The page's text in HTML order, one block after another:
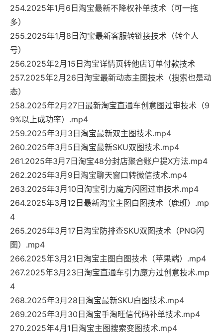
254.2025年1月6日淘宝最新不降权补单技术（可一拖
多）
255.2025年1月8日淘宝最新客服转链接技术（转个人
号）
256.2025年2月15日淘宝详情页转他店订单付款技术
257.2025年2月26日淘宝最新动态主图技术（搜索也是动
态）
258.2025年2月27日最新淘宝直通车创意图过审技术（9
9%以上成功率）.mp4
259.2025年3月3日淘宝最新双主图技术.mp4
260.2025年3月5日淘宝最新SKU双图技术.mp4
261.2025年3月7日淘宝48分封店聚合账户提X方法.mp4
262.2025年3月9日淘宝聊天窗口转微信技术.mp4
263.2025年3月10日淘宝引力魔方闪图过审技术.mp4
264.2025年3月12日最新淘宝主图白图技术（鹿班）.mp
4
265.2025年3月17日淘宝防排查SKU双图技术（PNG闪
图）.mp4
266.2025年3月21日淘宝主图白图技术（苹果端）.mp4
267.2025年3月23日淘宝直通车引力魔方过创意技术.mp
4
268.2025年3月28日淘宝最新SKU白图技术.mp4
269.2025年3月30日淘宝手淘旺信代码补单技术.mp4
270.2025年4月1日淘宝主图搜索变图技术.mp4